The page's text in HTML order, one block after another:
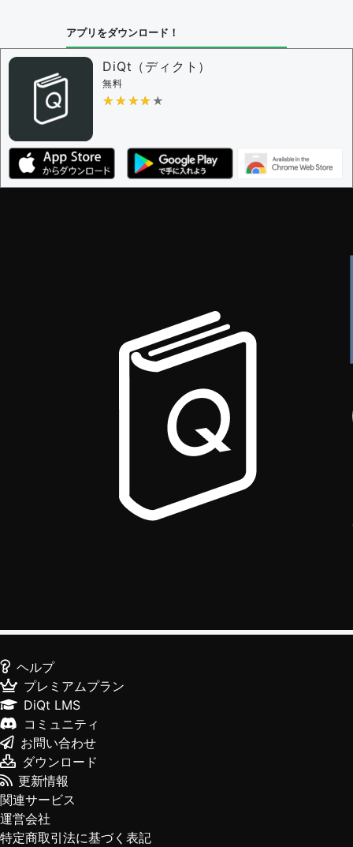
アプリをダウンロード！
DiQt（ディクト）
無料
★★★★★
★★★★★
ヘルプ
プレミアムプラン
DiQt LMS
コミュニティ
お問い合わせ
ダウンロード
更新情報
関連サービス
運営会社
特定商取引法に基づく表記